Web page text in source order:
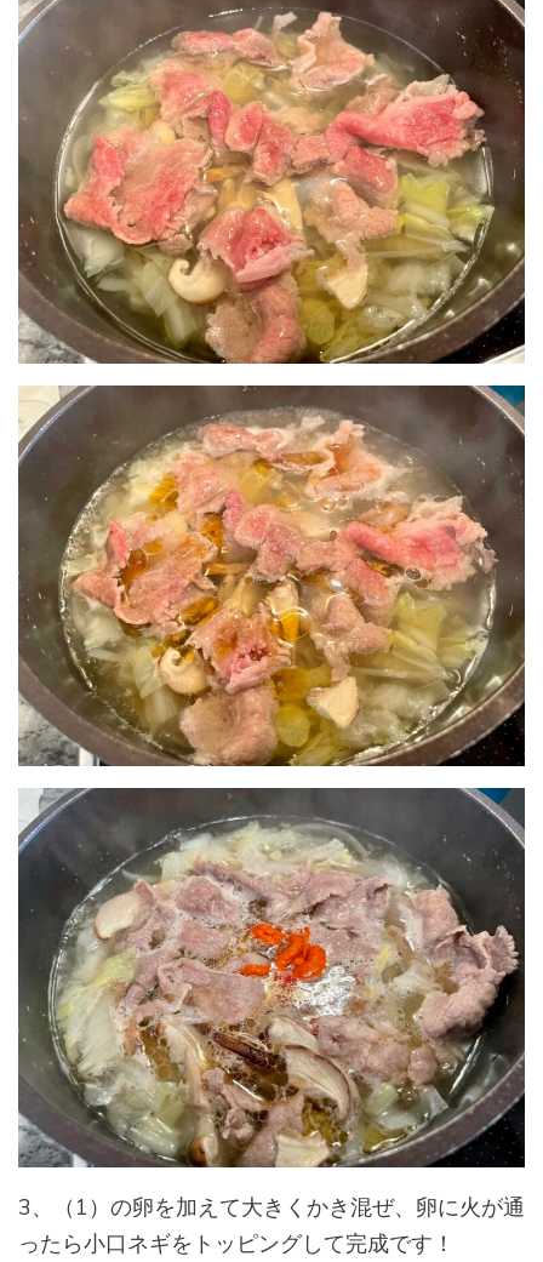
3、（1）の卵を加えて大きくかき混ぜ、卵に火が通
ったら小口ネギをトッピングして完成です！